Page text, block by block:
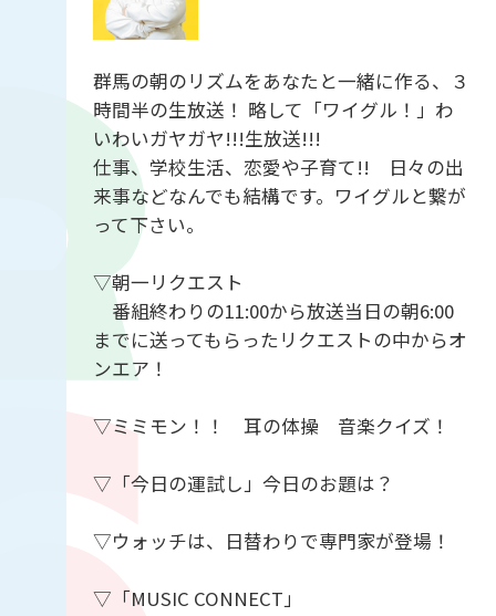
群馬の朝のリズムをあなたと一緒に作る、３
時間半の生放送！ 略して「ワイグル！」わ
いわいガヤガヤ!!!生放送!!!
仕事、学校生活、恋愛や子育て!! 日々の出
来事などなんでも結構です。ワイグルと繋が
って下さい。
▽朝一リクエスト
番組終わりの11:00から放送当日の朝6:00
までに送ってもらったリクエストの中からオ
ンエア！
▽ミミモン！！ 耳の体操 音楽クイズ！
▽「今日の運試し」今日のお題は？
▽ウォッチは、日替わりで専門家が登場！
▽「MUSIC CONNECT」